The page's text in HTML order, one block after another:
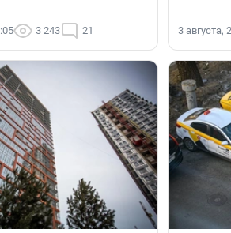
3 243 21 3 августа,